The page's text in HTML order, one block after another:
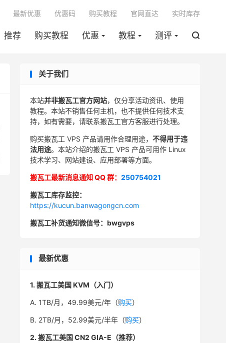
推荐 购买教程 优惠 教程 测评 
最新优惠 优惠码 购买教程 官网直达 实时库存
关于我们
本站并非搬瓦工官方网站，仅分享活动资讯、使用
教程。本站不销售任何主机，也不提供任何技术支
持，如有需要，请联系搬瓦工官方客服进行处理。
购买搬瓦工 VPS 产品请用作合理用途， 不得用于违
法用途。本站介绍的搬瓦工 VPS 产品可用作 Linux
技术学习、网站建设、应用部署等方面。
搬瓦工最新消息通知 QQ 群： 250754021
搬瓦工库存监控：
https://kucun.banwagongcn.com
搬瓦工补货通知微信号：bwgvps
最新优惠
1. 搬瓦工美国 KVM（入门）
A. 1TB/月，49.99美元/年（购买）
B. 2TB/月，52.99美元/半年（购买）
2. 搬瓦工美国 CN2 GIA-E（推荐）